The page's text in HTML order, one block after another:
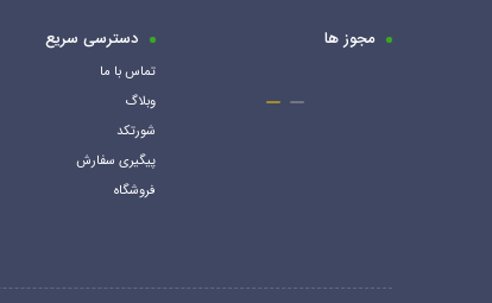
مجوز ها دسترسی سریع
تماس با ما
وبلاگ
شورتکد
پیگیری سفارش
فروشگاه